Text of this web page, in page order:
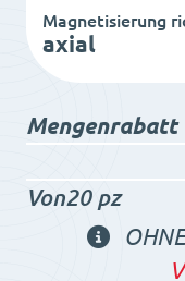
Magnetisierung
axial
Mengenrabatt
Von20 pz